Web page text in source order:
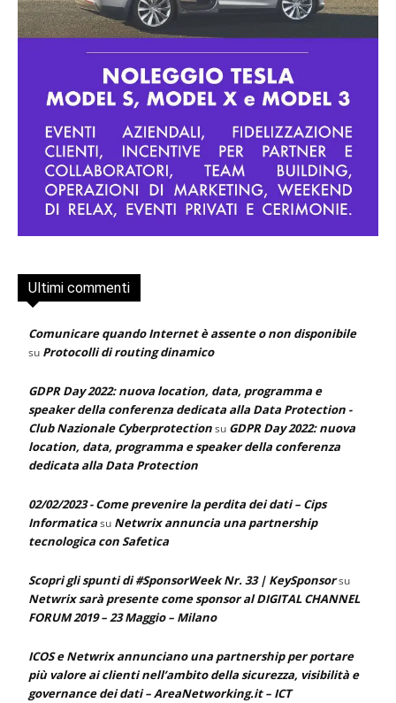
Ultimi commenti
Comunicare quando Internet è assente o non disponibile
su Protocolli di routing dinamico
GDPR Day 2022: nuova location, data, programma e
speaker della conferenza dedicata alla Data Protection -
Club Nazionale Cyberprotectionsu GDPR Day 2022: nuova
location, data, programma e speaker della conferenza
dedicata alla Data Protection
02/02/2023 - Come prevenire la perdita dei dati – Cips
Informaticasu Netwrix annuncia una partnership
tecnologica con Safetica
Scopri gli spunti di #SponsorWeek Nr. 33 | KeySponsorsu
Netwrix sarà presente come sponsor al DIGITAL CHANNEL
FORUM 2019 – 23 Maggio – Milano
ICOS e Netwrix annunciano una partnership per portare
più valore ai clienti nell’ambito della sicurezza, visibilità e
governance dei dati – AreaNetworking.it – ICT